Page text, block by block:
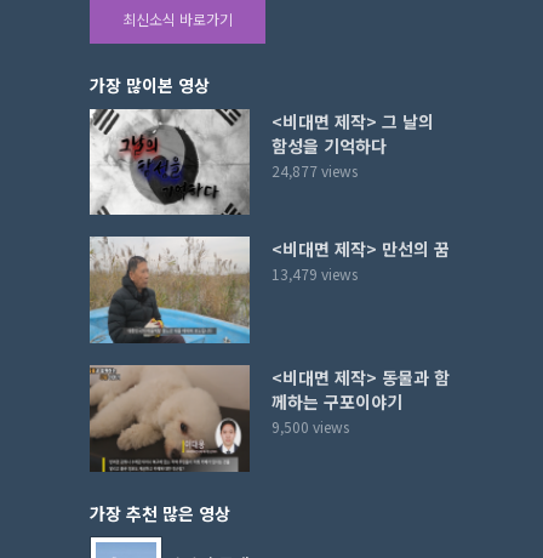
최신소식 바로가기
가장 많이본 영상
<비대면 제작> 그 날의
함성을 기억하다
24,877 views
<비대면 제작> 만선의 꿈
13,479 views
<비대면 제작> 동물과 함
께하는 구포이야기
9,500 views
가장 추천 많은 영상